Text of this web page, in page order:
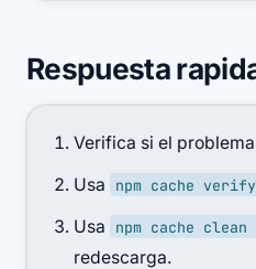
Respuesta
Verifica si el
Usa npm cache verify
Usa
npm cache
redescarga.